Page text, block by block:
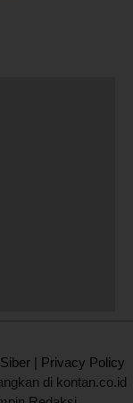
| Privacy Policy
di kontan.co.id